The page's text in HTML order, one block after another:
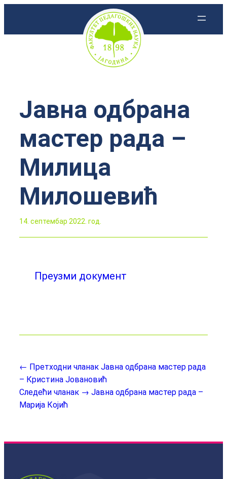
Јавна одбрана
мастер рада –
Милица
Милошевић
14. септембар 2022. год.
Преузми документ
← Претходни чланак Јавна одбрана мастер рада
– Кристина Јовановић
Следећи чланак → Јавна одбрана мастер рада –
Марија Којић